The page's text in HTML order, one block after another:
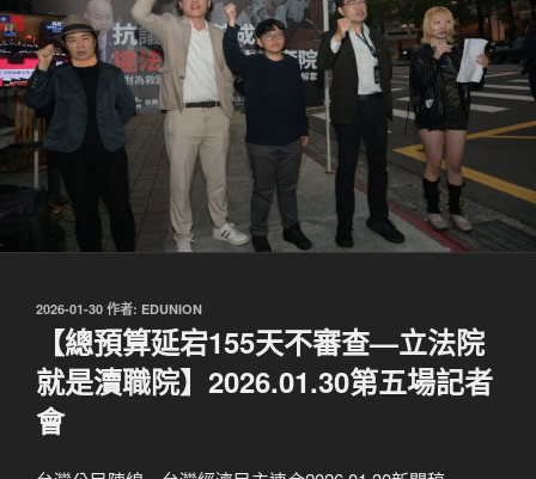
發
2026-01-30 作者: EDUNION
【總預算延宕155天不審查—立法院
就是瀆職院】2026.01.30第五場記者
會